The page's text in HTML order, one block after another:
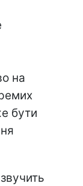
на
бути